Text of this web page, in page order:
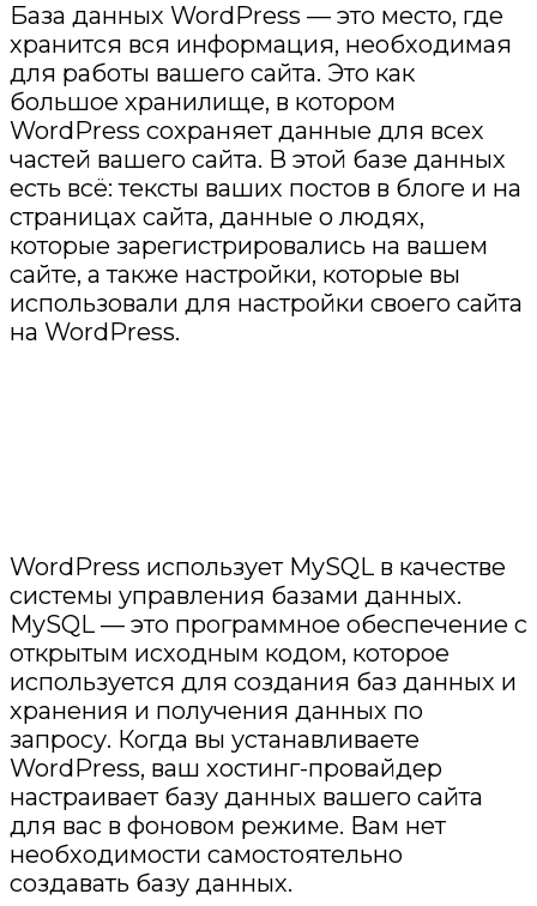
База данных WordPress — это место, где
хранится вся информация, необходимая
для работы вашего сайта. Это как
большое хранилище, в котором
WordPress сохраняет данные для всех
частей вашего сайта. В этой базе данных
есть всё: тексты ваших постов в блоге и на
страницах сайта, данные о людях,
которые зарегистрировались на вашем
сайте, а также настройки, которые вы
использовали для настройки своего сайта
на WordPress.
WordPress использует MySQL в качестве
системы управления базами данных.
MySQL — это программное обеспечение с
открытым исходным кодом, которое
используется для создания баз данных и
хранения и получения данных по
запросу. Когда вы устанавливаете
WordPress, ваш хостинг-провайдер
настраивает базу данных вашего сайта
для вас в фоновом режиме. Вам нет
необходимости самостоятельно
создавать базу данных.